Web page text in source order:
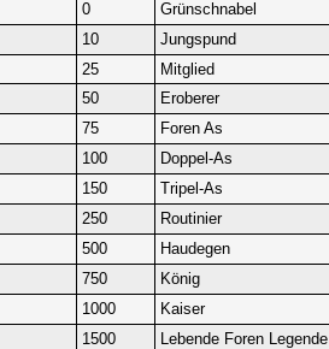
0
Grünschnabel
10
Jungspund
25
Mitglied
50
Eroberer
75
Foren As
100
Doppel-As
150
Tripel-As
250
Routinier
500
Haudegen
750
König
1000
Kaiser
1500
Lebende Foren Legende